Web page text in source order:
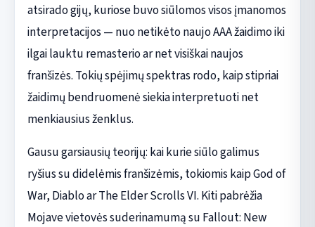
atsirado gijų, kuriose buvo siūlomos visos įmanomos
interpretacijos — nuo netikėto naujo AAA žaidimo iki
ilgai lauktu remasterio ar net visiškai naujos
franšizės. Tokių spėjimų spektras rodo, kaip stipriai
žaidimų bendruomenė siekia interpretuoti net
menkiausius ženklus.
Gausu garsiausių teorijų: kai kurie siūlo galimus
ryšius su didelėmis franšizėmis, tokiomis kaip God of
War, Diablo ar The Elder Scrolls VI. Kiti pabrėžia
Mojave vietovės suderinamumą su Fallout: New